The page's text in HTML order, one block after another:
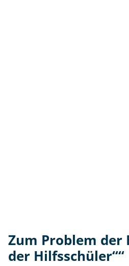
Zum Problem der
der Hilfsschüler““